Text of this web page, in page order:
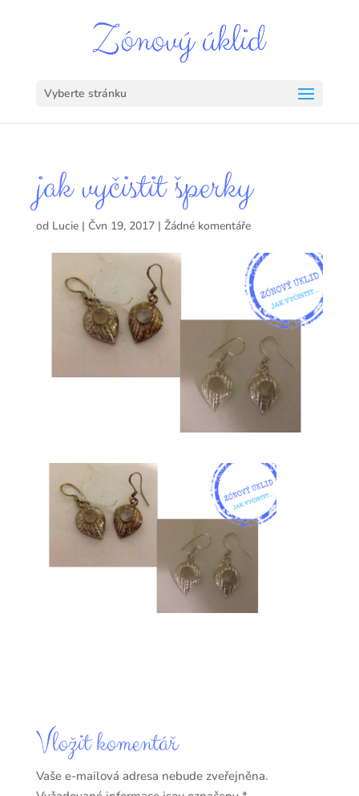
Vyberte stránku
jak vyčistit šperky
od Lucie| Čvn 19, 2017| Žádné komentáře
Vložit komentář
Vaše e-mailová adresa nebude zveřejněna.